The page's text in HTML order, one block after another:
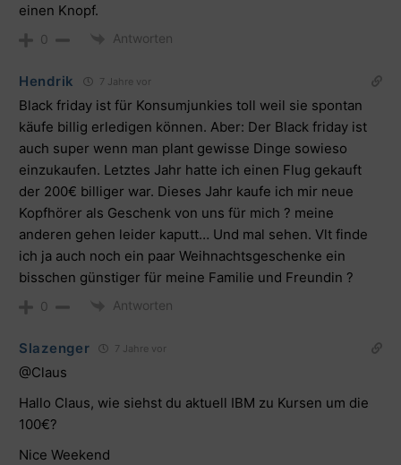
einen Knopf.
0 Antworten
Hendrik 7 Jahre vor
Black friday ist für Konsumjunkies toll weil sie spontan
käufe billig erledigen können. Aber: Der Black friday ist
auch super wenn man plant gewisse Dinge sowieso
einzukaufen. Letztes Jahr hatte ich einen Flug gekauft
der 200€ billiger war. Dieses Jahr kaufe ich mir neue
Kopfhörer als Geschenk von uns für mich ? meine
anderen gehen leider kaputt… Und mal sehen. Vlt finde
ich ja auch noch ein paar Weihnachtsgeschenke ein
bisschen günstiger für meine Familie und Freundin ?
0 Antworten
Slazenger 7 Jahre vor
@Claus
Hallo Claus, wie siehst du aktuell IBM zu Kursen um die
100€?
Nice Weekend